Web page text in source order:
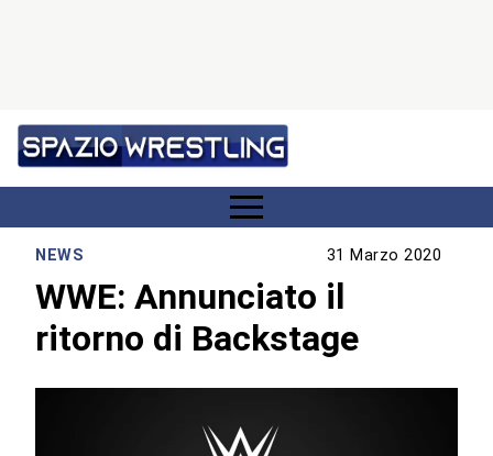
NEWS 31 Marzo 2020
WWE: Annunciato il
ritorno di Backstage